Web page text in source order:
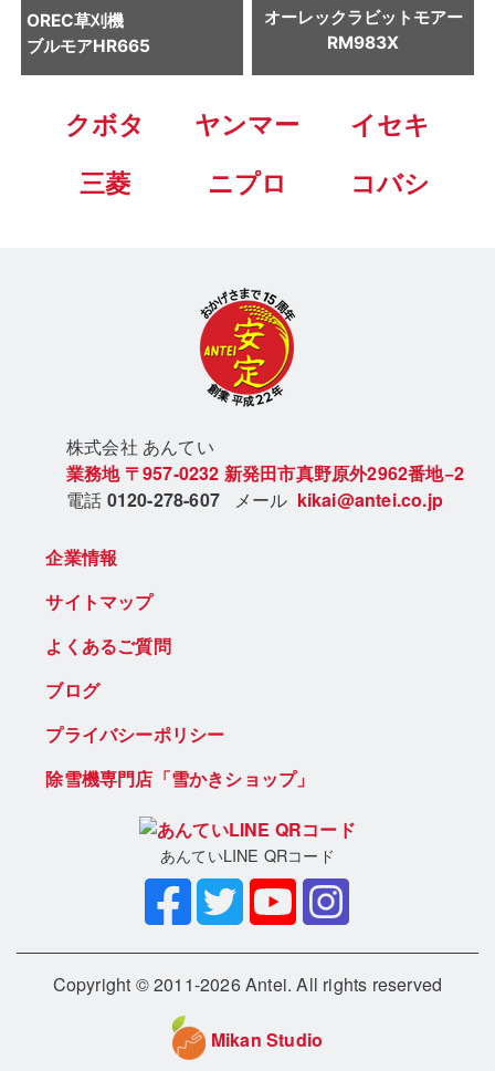
OREC草刈機
ブルモアHR665
オーレックラビットモアー
RM983X
クボタ ヤンマー
イセキ
三菱
ニプロ コバシ
株式会社 あんてい
業務地 〒957-0232 新発田市真野原外2962番地−2
電話 0120-278-607 メール kikai@antei.co.jp
企業情報
サイトマップ
よくあるご質問
ブログ
プライバシーポリシー
除雪機専門店「雪かきショップ」
あんていLINE QRコード
Copyright © 2011-2026 Antei. All rights reserved
Mikan Studio